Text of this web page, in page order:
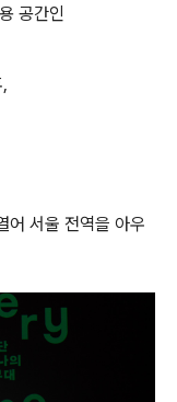
공간인
,
어 서울 전역을 아우